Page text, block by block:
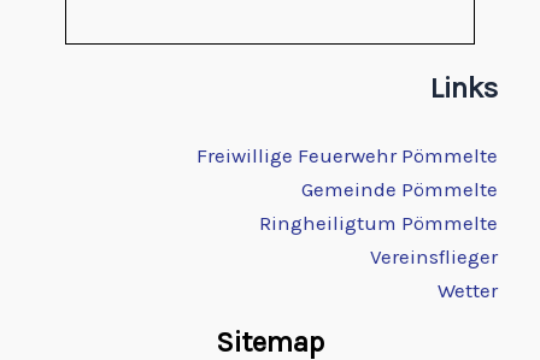
Links
Freiwillige Feuerwehr Pömmelte
Gemeinde Pömmelte
Ringheiligtum Pömmelte
Vereinsflieger
Wetter
Sitemap